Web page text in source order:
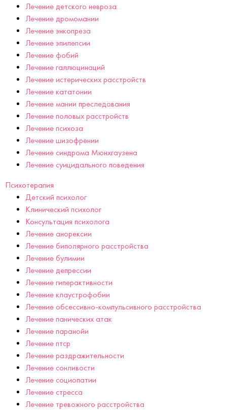
Лечение детского невроза
Лечение дромомании
Лечение энкопреза
Лечение эпилепсии
Лечение фобий
Лечение галлюцинаций
Лечение истерических расстройств
Лечение кататонии
Лечение мании преследования
Лечение половых расстройств
Лечение психоза
Лечение шизофрении
Лечение синдрома Мюнхгаузена
Лечение суицидального поведения
Психотерапия
Детский психолог
Клинический психолог
Консультация психолога
Лечение анорексии
Лечение биполярного расстройства
Лечение булимии
Лечение депрессии
Лечение гиперактивности
Лечение клаустрофобии
Лечение обсессивно-компульсивного расстройства
Лечение панических атак
Лечение паранойи
Лечение птср
Лечение раздражительности
Лечение сонливости
Лечение социопатии
Лечение стресса
Лечение тревожного расстройства